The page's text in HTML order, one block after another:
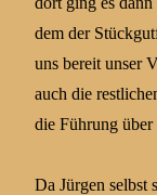
dem der
uns bereit unser
auch die
die Führung über
Da Jürgen selbst